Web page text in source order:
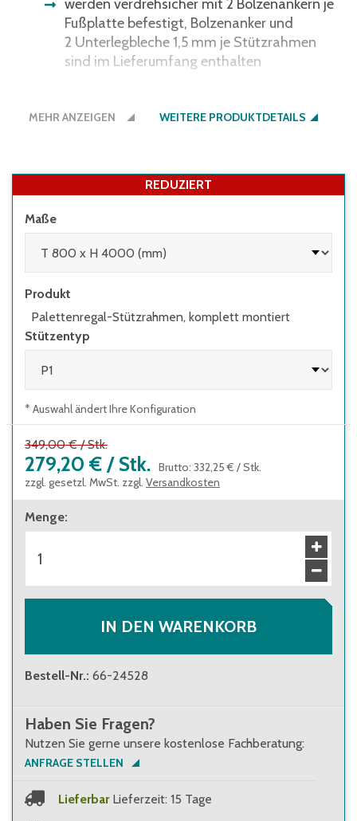
werden verdrehsicher mit 2 Bolzenankern je
Fußplatte befestigt, Bolzenanker und
2 Unterlegbleche 1,5 mm je Stützrahmen
sind im Lieferumfang enthalten
Ausführung, komplett montiert
MEHR ANZEIGEN WEITERE PRODUKTDETAILS
REDUZIERT
Maße
Produkt
Palettenregal-Stützrahmen, komplett montiert
Stützentyp
* Auswahl ändert Ihre Konfiguration
349,00 € /Stk.
279,20 € / Stk. Brutto: 332,25 € /Stk.
zzgl. gesetzl. MwSt. zzgl. Versandkosten
Menge:
IN DEN WARENKORB
Bestell-Nr.: 66-24528
Haben Sie Fragen?
Nutzen Sie gerne unsere kostenlose Fachberatung:
ANFRAGE STELLEN
Lieferbar Lieferzeit: 15 Tage